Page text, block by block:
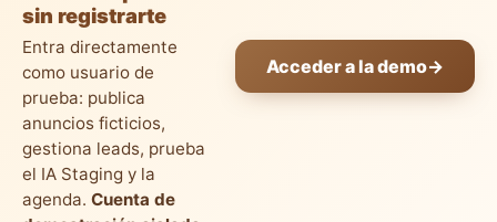
sin registrarte
Entra directamente
como usuario de
prueba: publica
anuncios ficticios,
gestiona leads, prueba
el IA Staging y la
agenda. Cuenta de
Acceder a la demo→